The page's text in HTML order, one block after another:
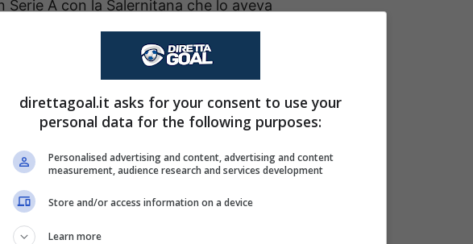
A con la Salernitana che lo aveva
biancorossa allenata dal tecnico spagnolo
ha vinto la scorsa edizione di Europa
le presenze complessive di Pirola che
disputando l’Europa League.
A, c’è anche la Roma che
direttagoal.it asks for your consent to use your
personal data for the following purposes:
Personalised advertising and content, advertising and content
measurement, audience research and services development
Store and/or access information on a device
Learn more